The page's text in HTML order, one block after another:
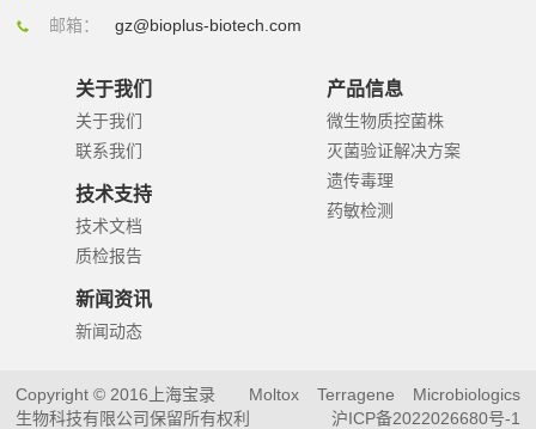
邮箱：
gz@bioplus-biotech.com
关于我们
关于我们
联系我们
技术支持
技术文档
质检报告
新闻资讯
新闻动态
产品信息
微生物质控菌株
灭菌验证解决方案
遗传毒理
药敏检测
Microbiologics
Terragene
Moltox
Copyright © 2016上海宝录
生物科技有限公司保留所有权利
沪ICP备2022026680号-1